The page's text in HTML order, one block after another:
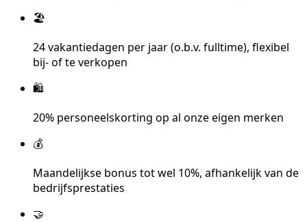
🏖️
24 vakantiedagen per jaar (o.b.v. fulltime), flexibel
bij- of te verkopen
🛍️
20% personeelskorting op al onze eigen merken
💰
Maandelijkse bonus tot wel 10%, afhankelijk van de
bedrijfsprestaties
🤝